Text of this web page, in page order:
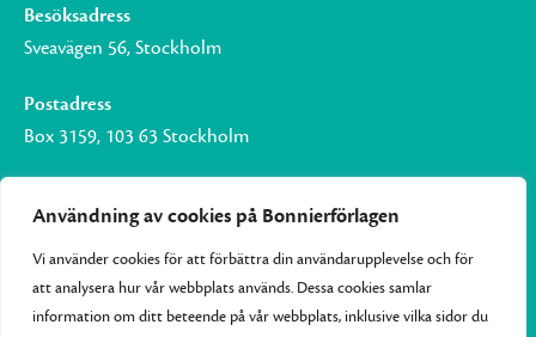
Användning av cookies på Bonnierförlagen
Vi använder cookies för att förbättra din användarupplevelse och för
att analysera hur vår webbplats används. Dessa cookies samlar
information om ditt beteende på vår webbplats, inklusive vilka sidor du
Besöksadress
Sveavägen 56, Stockholm
Postadress
Box 3159, 103 63 Stockholm
Om Bonnierförlagen
Cookies